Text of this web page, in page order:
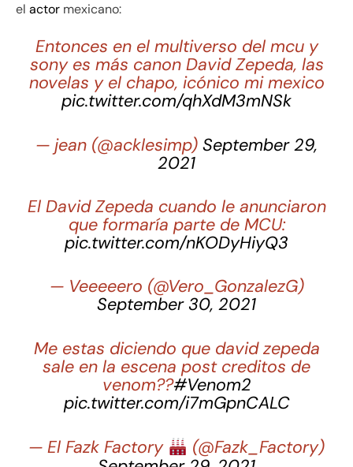
el actor mexicano:
Entonces en el multiverso del mcu y
sony es más canon David Zepeda, las
novelas y el chapo, icónico mi mexico
pic.twitter.com/qhXdM3mNSk
— jean (@acklesimp) September 29,
2021
El David Zepeda cuando le anunciaron
que formaría parte de MCU:
pic.twitter.com/nKODyHiyQ3
— Veeeeero (@Vero_GonzalezG)
September 30, 2021
Me estas diciendo que david zepeda
sale en la escena post creditos de
venom??#Venom2
pic.twitter.com/i7mGpnCALC
— El Fazk Factory
(@Fazk_Factory)